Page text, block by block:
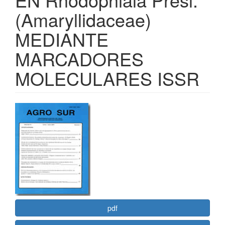
(Amaryllidaceae)
MEDIANTE
MARCADORES
MOLECULARES ISSR
Barra
lateral
del
artículo
pdf